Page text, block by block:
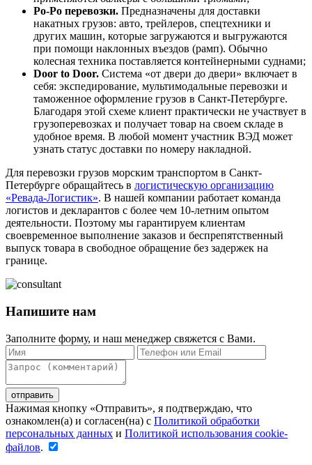
Ро-Po перевозки. Предназначены для доставки
накатных грузов: авто, трейлеров, спецтехники и
других машин, которые загружаются и выгружаются
при помощи наклонных въездов (рамп). Обычно
колесная техника поставляется контейнерными суднами;
Door to Door. Система «от двери до двери» включает в
себя: экспедирование, мультимодальные перевозки и
таможенное оформление грузов в Санкт-Петербурге.
Благодаря этой схеме клиент практически не участвует в
грузоперевозках и получает товар на своем складе в
удобное время. В любой момент участник ВЭД может
узнать статус доставки по номеру накладной.
Для перевозки грузов морским транспортом в Санкт-
Петербурге обращайтесь в логистическую организацию
«Ревада-Логистик». В нашей компании работает команда
логистов и декларантов с более чем 10-летним опытом
деятельности. Поэтому мы гарантируем клиентам
своевременное выполнение заказов и беспрепятственный
выпуск товара в свободное обращение без задержек на
границе.
Напишите нам
Заполните форму, и наш менеджер свяжется с Вами.
Нажимая кнопку «Отправить», я подтверждаю, что
ознакомлен(а) и согласен(на) c Политикой обработки
персональных данных и Политикой использования cookie-
файлов.